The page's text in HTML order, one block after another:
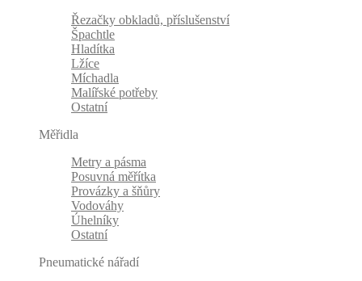
Řezačky obkladů, příslušenství
Špachtle
Hladítka
Lžíce
Míchadla
Malířské potřeby
Ostatní
Měřidla
Metry a pásma
Posuvná měřítka
Provázky a šňůry
Vodováhy
Úhelníky
Ostatní
Pneumatické nářadí